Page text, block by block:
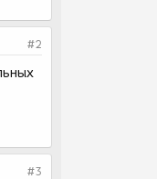
#2
#3